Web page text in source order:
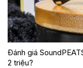
Đánh giá
2 triệu?